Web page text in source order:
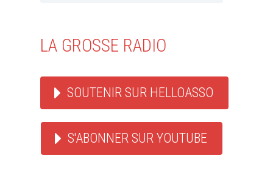
LA GROSSE RADIO
SOUTENIR SUR HELLOASSO
S'ABONNER SUR YOUTUBE